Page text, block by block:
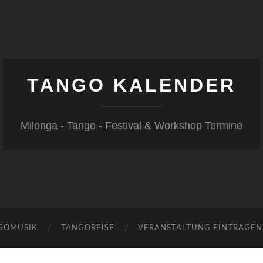
TANGO KALENDER
Milonga - Tango - Festival & Workshop Termine
TANGOREISE VERANSTALTUNG EINTRAGEN